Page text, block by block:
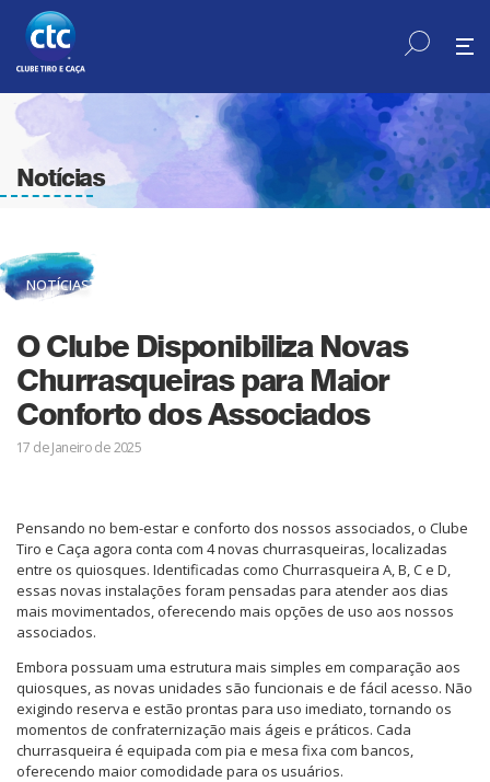
Notícias
NOTÍCIAS
O Clube Disponibiliza Novas
Churrasqueiras para Maior
Conforto dos Associados
17 de Janeiro de 2025
Pensando no bem-estar e conforto dos nossos associados, o Clube
Tiro e Caça agora conta com 4 novas churrasqueiras, localizadas
entre os quiosques. Identificadas como Churrasqueira A, B, C e D,
essas novas instalações foram pensadas para atender aos dias
mais movimentados, oferecendo mais opções de uso aos nossos
associados.
Embora possuam uma estrutura mais simples em comparação aos
quiosques, as novas unidades são funcionais e de fácil acesso. Não
exigindo reserva e estão prontas para uso imediato, tornando os
momentos de confraternização mais ágeis e práticos. Cada
churrasqueira é equipada com pia e mesa fixa com bancos,
oferecendo maior comodidade para os usuários.